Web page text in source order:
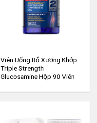
Viên Uống Bổ Xương Khớp
Triple Strength
Glucosamine Hộp 90 Viên